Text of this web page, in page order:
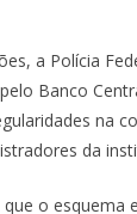
a Polícia
Banco
na
da
o esquema